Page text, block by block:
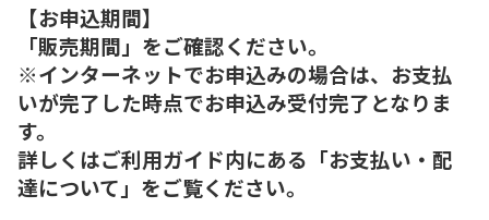
【お申込期間】
「販売期間」をご確認ください。
※インターネットでお申込みの場合は、お支払
いが完了した時点でお申込み受付完了となりま
す。
詳しくはご利用ガイド内にある「お支払い・配
達について」をご覧ください。